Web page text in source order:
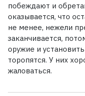
побеждают и
оказывается, что
не менее, нежели
заканчивается,
оружие и
торопятся. У них
жаловаться.